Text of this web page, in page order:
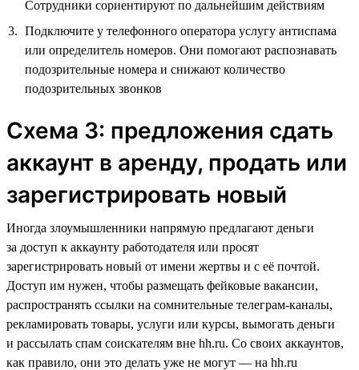
Сотрудники сориентируют по дальнейшим действиям
Подключите у телефонного оператора услугу антиспама
или определитель номеров. Они помогают распознавать
подозрительные номера и снижают количество
подозрительных звонков
Схема 3: предложения сдать
аккаунт в аренду, продать или
зарегистрировать новый
Иногда злоумышленники напрямую предлагают деньги
за доступ к аккаунту работодателя или просят
зарегистрировать новый от имени жертвы и с её почтой.
Доступ им нужен, чтобы размещать фейковые вакансии,
распространять ссылки на сомнительные телеграм-каналы,
рекламировать товары, услуги или курсы, вымогать деньги
и рассылать спам соискателям вне hh.ru. Со своих аккаунтов,
как правило, они это делать уже не могут — на hh.ru